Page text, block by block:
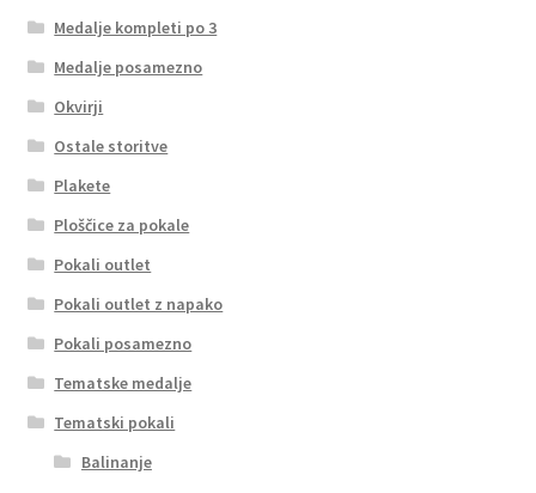
Medalje kompleti po 3
Medalje posamezno
Okvirji
Ostale storitve
Plakete
Ploščice za pokale
Pokali outlet
Pokali outlet z napako
Pokali posamezno
Tematske medalje
Tematski pokali
Balinanje